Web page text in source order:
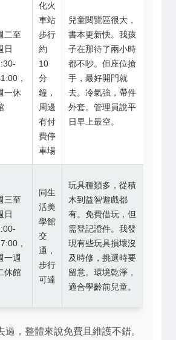
二至
日
，
一休
化火
車站
步行
約
10
分
鐘，
周邊
有付
費停
車場
兒童閱覽區很大，
書本更新快。我孩
子在那待了兩小時
都不吵。但座位搶
手，最好開門就
去。冷氣強，帶件
外套。管理員說平
日早上最空。
三至
日
，
一週
休館
同生
活美
學館
交
通，
步行
可達
玩具種類多，從積
木到益智遊戲都
有。免費借玩，但
需登記證件。我發
現有些玩具損壞沒
及時修，挑選時要
留意。環境乾淨，
適合學齡前兒童。
過，整體來說免費且維護不錯。